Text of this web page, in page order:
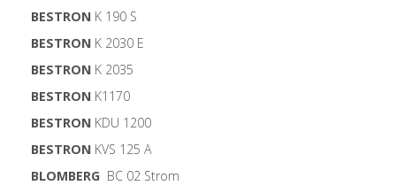
BESTRON K 190 S
BESTRON K 2030 E
BESTRON K 2035
BESTRON K1170
BESTRON KDU 1200
BESTRON KVS 125 A
BLOMBERG BC 02 Strom